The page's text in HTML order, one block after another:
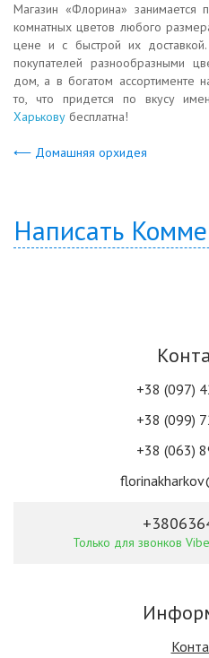
Магазин «Флорина»
комнатных цветов любого
цене и с быстрой их
покупателей разнообразными
дом, а в богатом ассортименте
то, что придется по вкусу
Харькову бесплатна!
⟵ Домашняя орхидея
Написать
+38 (097)
+38 (099)
+38 (063)
Только для звонков